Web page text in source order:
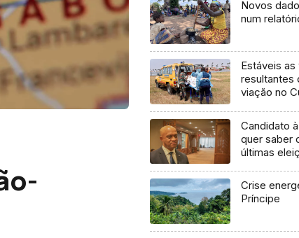
Novos
num
Estáveis as
resultantes
viação no
Candidato
quer saber
últimas
Crise
Príncipe